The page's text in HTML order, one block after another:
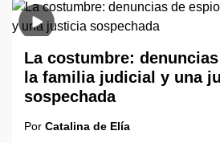
La costumbre:
la familia judicial y una
sospechada
Por Catalina de Elía